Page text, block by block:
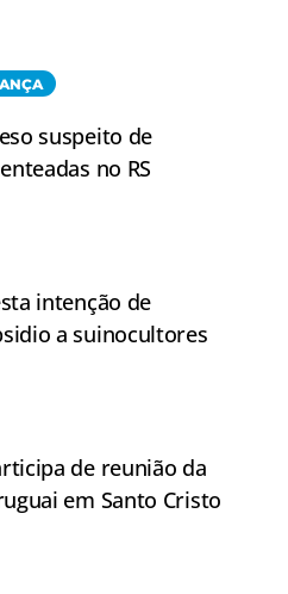
suspeito de
no RS
intenção de
a suinocultores
de reunião da
em Santo Cristo